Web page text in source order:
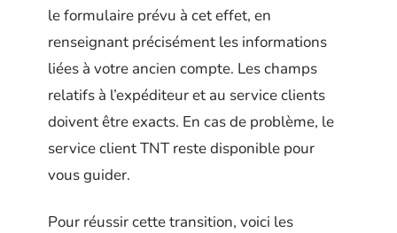
le formulaire prévu à cet effet, en
renseignant précisément les informations
liées à votre ancien compte. Les champs
relatifs à l’expéditeur et au service clients
doivent être exacts. En cas de problème, le
service client TNT reste disponible pour
vous guider.
Pour réussir cette transition, voici les